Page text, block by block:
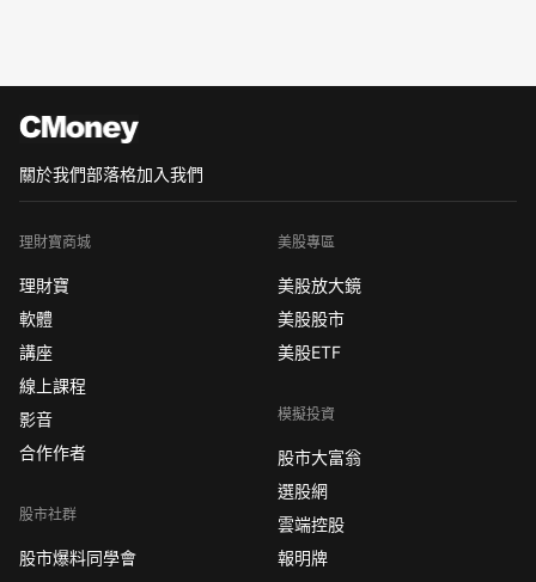
關於我們部落格加入我們
理財寶商城
理財寶
軟體
講座
線上課程
影音
合作作者
股市社群
股市爆料同學會
美股專區
美股放大鏡
美股股市
美股ETF
模擬投資
股市大富翁
選股網
雲端控股
報明牌